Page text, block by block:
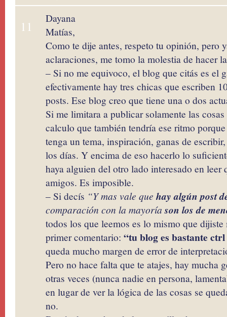
11
Dayana
Matías,
Como te dije antes, respeto tu opinión, pero
aclaraciones, me tomo la molestia de hacer
– Si no me equivoco, el blog que citás es el
efectivamente hay tres chicas que escriben
posts. Ese blog creo que tiene una o dos
Si me limitara a publicar solamente las
calculo que también tendría ese ritmo
tenga un tema, inspiración, ganas de
los días. Y encima de eso hacerlo lo
haya alguien del otro lado interesado en leer
amigos. Es imposible.
– Si decís “Y mas vale que hay algún post
comparación con la mayoríason los de
todos los que leemos es lo mismo que
primer comentario: “tu blog es bastante
queda mucho margen de error de
Pero no hace falta que te atajes, hay mucha
otras veces (nunca nadie en persona,
en lugar de ver la lógica de las cosas se
no.